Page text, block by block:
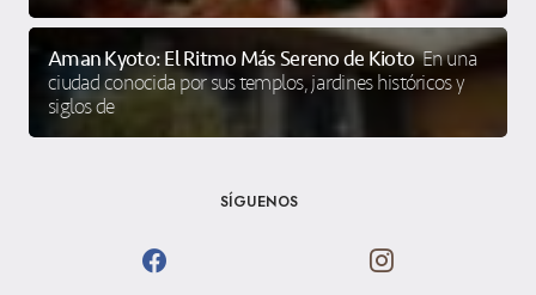
Aman Kyoto: El Ritmo Más Sereno de Kioto En una
ciudad conocida por sus templos, jardines históricos y
siglos de
SÍGUENOS